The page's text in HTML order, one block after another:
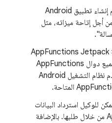
: يتم إنشاء تطبيق Android
لاستخدام AppFunctions من أجل إتاحة ميزاته، مثل
: تنشئ مكتبة AppFunctions Jetpack
ملف مخطط XML يتضمّن جميع دوال AppFunctions
المُعلَنة في التطبيق. ويستخدم نظام التشغيل Android
للوكيل استرداد البيانات
الوصفية لدالة AppFunction من خلال طلبها. بالإضافة